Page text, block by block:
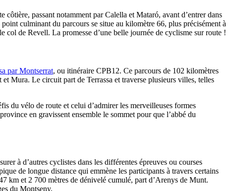
passant notamment par Calella et Mataró, avant d’entrer dans
culminant du parcours se situe au kilomètre 66, plus précisément à
de Revell. La promesse d’une belle journée de cyclisme sur route !​​​​​​​
par Montserrat , ou itinéraire CPB12. Ce parcours de 102 kilomètres
Mura. Le circuit part de Terrassa et traverse plusieurs villes, telles
du vélo de route et celui d’admirer les merveilleuses formes
en gravissent ensemble le sommet pour que l’abbé du
à d’autres cyclistes dans les différentes épreuves ou courses
de longue distance qui emmène les participants à travers certains
km et 2 700 mètres de dénivelé cumulé, part d’Arenys de Munt.
du Montseny.